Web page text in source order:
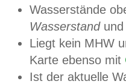
Wasserstände
Wasserstandund
Liegt kein MHW
Karte ebenso mit
Ist der aktuelle